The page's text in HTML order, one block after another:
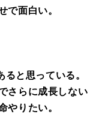
で面白い。
と思っている。
さらに成長しない
やりたい。